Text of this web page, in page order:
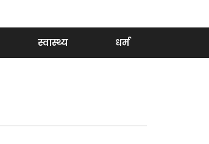
स्वास्थ्य धर्म